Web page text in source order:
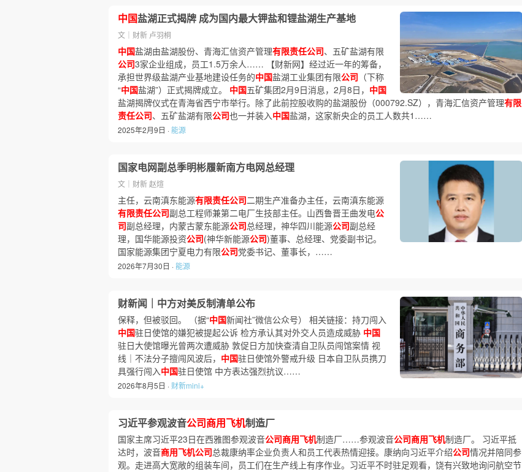
中国盐湖正式揭牌 成为国内最大钾盐和锂盐湖生产基地
文｜财新 卢羽桐
中国盐湖由盐湖股份、青海汇信资产管理有限责任公司、五矿盐湖有限
公司3家企业组成，员工1.5万余人…… 【财新网】经过近一年的筹备，
承担世界级盐湖产业基地建设任务的中国盐湖工业集团有限公司 （下称
“中国盐湖”）正式揭牌成立。 中国五矿集团2月9日消息，2月8日， 中国
盐湖揭牌仪式在青海省西宁市举行。除了此前控股收购的盐湖股份（000792.SZ），青海汇信资产管理有限
责任公司、五矿盐湖有限公司也一并装入中国盐湖，这家新央企的员工人数共1……
2025年2月9日 · 能源
国家电网副总季明彬履新南方电网总经理
文｜财新 赵煊
主任，云南滇东能源有限责任公司二期生产准备办主任，云南滇东能源
有限责任公司副总工程师兼第二电厂生技部主任。山西鲁晋王曲发电公
司副总经理，内蒙古蒙东能源公司总经理，神华四川能源公司副总经
理，国华能源投资公司(神华新能源公司)董事、总经理、党委副书记。
国家能源集团宁夏电力有限公司党委书记、董事长，……
2026年7月30日 · 能源
财新闻｜中方对美反制清单公布
保释，但被驳回。 （据“中国新闻社”微信公众号） 相关链接：持刀闯入
中国驻日使馆的嫌犯被提起公诉 检方承认其对外交人员造成威胁 中国
驻日大使馆曝光曾两次遭威胁 敦促日方加快查清自卫队员闯馆案情 视
线｜不法分子擅闯风波后， 中国驻日使馆外警戒升级 日本自卫队员携刀
具强行闯入中国驻日使馆 中方表达强烈抗议……
2026年8月5日 · 财新mini+
习近平参观波音公司商用飞机制造厂
国家主席习近平23日在西雅图参观波音公司商用飞机制造厂……参观波音公司商用飞机制造厂。 习近平抵
达时，波音商用飞机公司总裁康纳率企业负责人和员工代表热情迎接。康纳向习近平介绍公司情况并陪同参
观。走进高大宽敞的组装车间，员工们在生产线上有序作业。习近平不时驻足观看，饶有兴致地询问航空节